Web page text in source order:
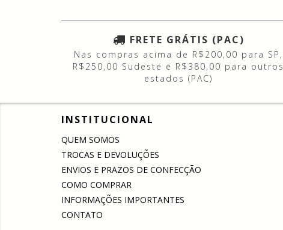
FRETE GRÁTIS (PAC)
Nas compras acima de R$200,00 para SP,
R$250,00 Sudeste e R$380,00 para outros
estados (PAC)
INSTITUCIONAL
QUEM SOMOS
TROCAS E DEVOLUÇÕES
ENVIOS E PRAZOS DE CONFECÇÃO
COMO COMPRAR
INFORMAÇÕES IMPORTANTES
CONTATO